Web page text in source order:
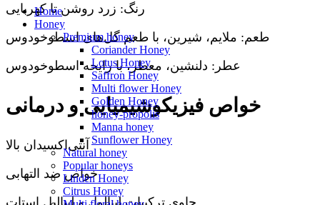
رنگ: زرد روشن تا کهربایی
طعم: ملایم، شیرین، با طعم گل‌های اسطوخودوس
عطر: دلنشین، معطر، با رایحه اسطوخودوس
خواص فیزیکوشیمیایی و درمانی
آنتی‌اکسیدان بالا
خواص ضد التهابی
حاوی ترکیبات لینالول و لینالیل استات
Home
Honey
Premium honey
Coriander Honey
Lotus Honey
Saffron Honey
Multi flower Honey
Golden Honey
honey-propolis
Manna honey
Sunflower Honey
Natural honey
Popular honeys
Linden Honey
Citrus Honey